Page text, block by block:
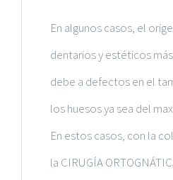
En algunos casos, el
dentarios y estéticos
debe a defectos en el
los huesos ya sea del
En estos casos, con la
la CIRUGÍA